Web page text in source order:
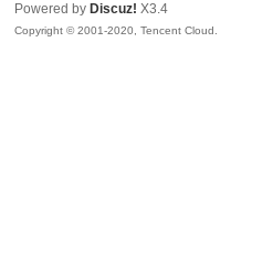
Powered by Discuz! X3.4
Copyright © 2001-2020, Tencent Cloud.